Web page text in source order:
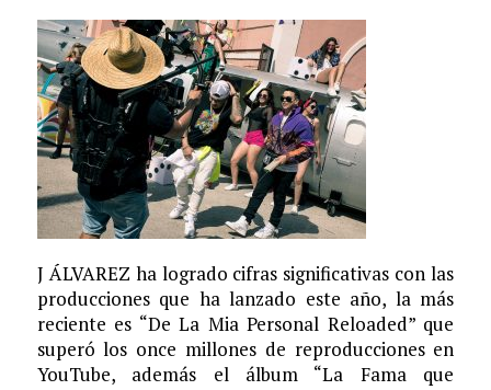
J ÁLVAREZ ha logrado cifras significativas con las
producciones que ha lanzado este año, la más
reciente es “De La Mia Personal Reloaded” que
superó los once millones de reproducciones en
YouTube, además el álbum “La Fama que